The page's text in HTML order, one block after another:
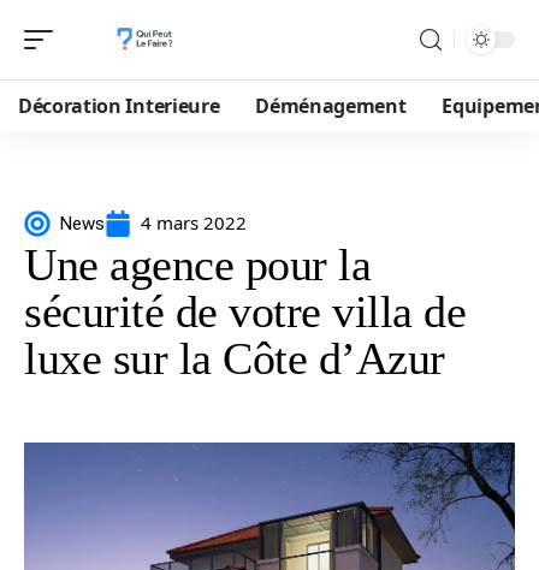
Décoration Interieure Déménagement
News 4 mars 2022
Une agence pour la
sécurité de votre villa de
luxe sur la Côte d’Azur